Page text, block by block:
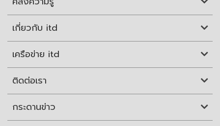
เกี่ยวกับ itd
เครือข่าย itd
ติดต่อเรา
กระดานข่าว